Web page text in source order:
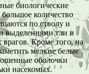
биологические
количество
по стволу и
выделениями тли и
Кроме того, на
мелкие белые
оболочки
насекомых.